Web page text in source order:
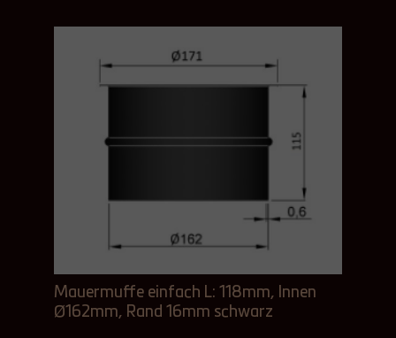
Mauermuffe einfach L: 118mm, Innen
Ø162mm, Rand 16mm schwarz